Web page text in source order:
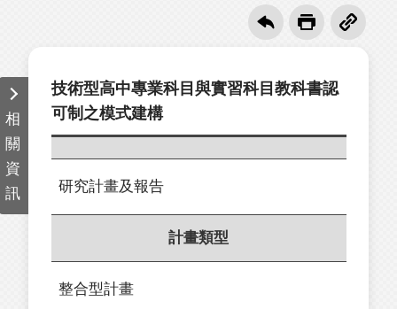
相
關
資
訊
技術型高中專業科目與實習科目教科書認
可制之模式建構
研究計畫及報告
計畫類型
整合型計畫